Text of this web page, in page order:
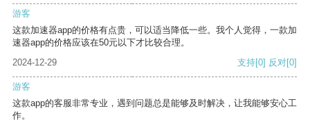
游客
这款加速器app的价格有点贵，可以适当降低一些。我个人觉得，一款加
速器app的价格应该在50元以下才比较合理。
2024-12-29
支持[0] 反对[0]
游客
这款app的客服非常专业，遇到问题总是能够及时解决，让我能够安心工
作。